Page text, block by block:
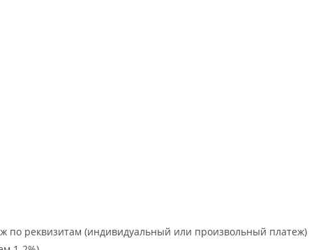
реквизитам (индивидуальный или произвольный платеж)